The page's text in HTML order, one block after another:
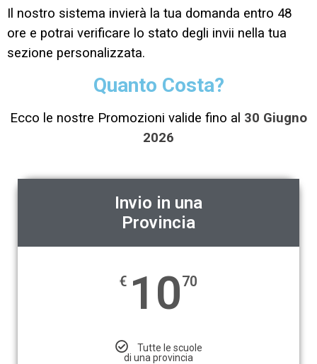
Il nostro sistema invierà la tua domanda entro 48
ore e potrai verificare lo stato degli invii nella tua
sezione personalizzata.
Quanto Costa?
Ecco le nostre Promozioni valide fino al 30 Giugno
2026
Invio in una
Provincia
€ 1070
Tutte le scuole
di una provincia